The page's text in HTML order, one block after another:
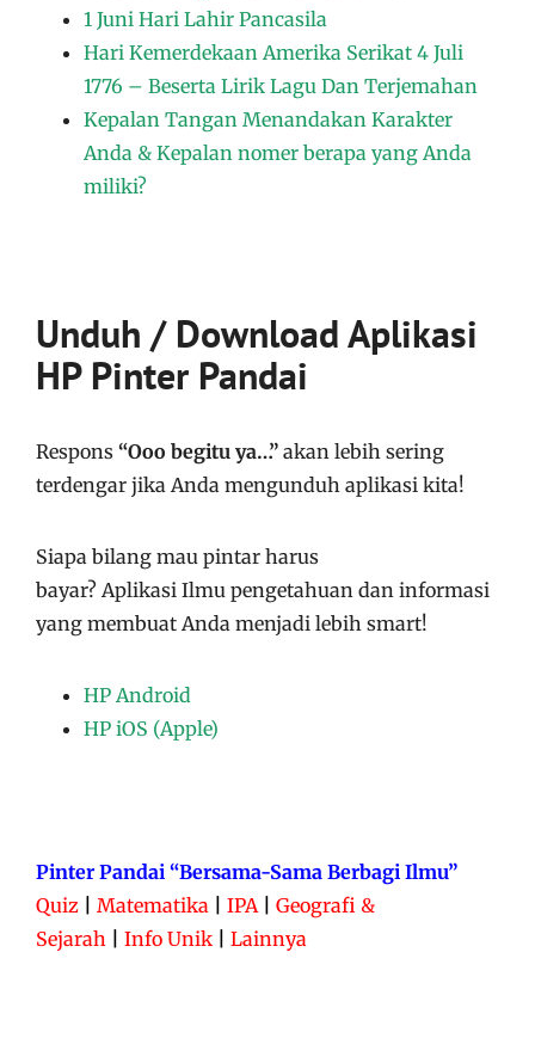
1 Juni Hari Lahir Pancasila
Hari Kemerdekaan Amerika Serikat 4 Juli
1776 – Beserta Lirik Lagu Dan Terjemahan
Kepalan Tangan Menandakan Karakter
Anda & Kepalan nomer berapa yang Anda
miliki?
Unduh / Download Aplikasi
HP Pinter Pandai
Respons “Ooo begitu ya…” akan lebih sering
terdengar jika Anda mengunduh aplikasi kita!
Siapa bilang mau pintar harus
bayar? Aplikasi Ilmu pengetahuan dan informasi
yang membuat Anda menjadi lebih smart!
HP Android
HP iOS (Apple)
Pinter Pandai “Bersama-Sama Berbagi Ilmu”
Quiz
Matematika IPA| Geografi &
Sejarah
Info Unik Lainnya